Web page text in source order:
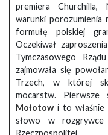
premiera Churchilla,
warunki porozumienia
formułę polskiej
Oczekiwał
Tymczasowego
zajmowała się
Trzech, w której
mocarstw.
Mołotowi to właśnie
słowo w
Rzeczpospolitej.